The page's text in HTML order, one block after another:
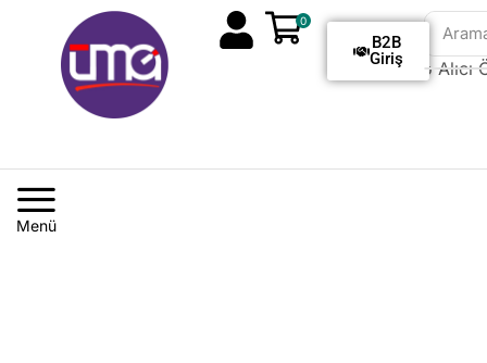
Tüm Siparişlerde Kargo Alıcı
0
B2B
Giriş
Menü